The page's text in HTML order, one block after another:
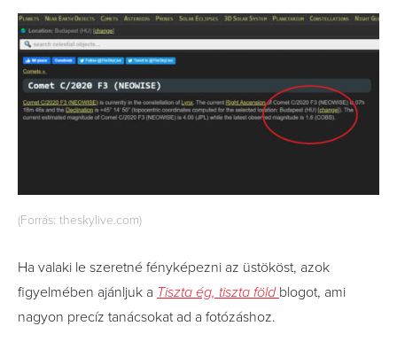
(Forrás: theskylive.com)
Ha valaki le szeretné fényképezni az üstököst, azok
figyelmében ajánljuk a Tiszta ég, tiszta föld blogot, ami
nagyon precíz tanácsokat ad a fotózáshoz.